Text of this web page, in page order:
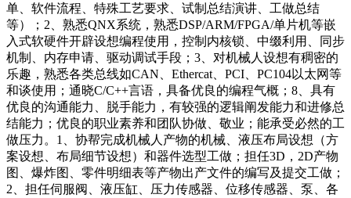
单、软件流程、特殊工艺要求、试制总结演讲、工做总结
等）；2、熟悉QNX系统，熟悉DSP/ARM/FPGA/单片机等嵌
入式软硬件开辟设想编程使用，控制内核锁、中缀利用、同步
机制、内存申请、驱动调试手段；3、对机械人设想有稠密的
乐趣，熟悉各类总线如CAN、Ethercat、PCI、PC104以太网等
和谈使用；通晓C/C++言语，具备优良的编程气概；8、具有
优良的沟通能力、脱手能力，有较强的逻辑阐发能力和进修总
结能力；优良的职业素养和团队协做、敬业；能承受必然的工
做压力。1、协帮完成机械人产物的机械、液压布局设想（方
案设想、布局细节设想）和器件选型工做；担任3D，2D产物
图、爆炸图、零件明细表等产物出产文件的编写及提交工做；
2、担任伺服阀、液压缸、压力传感器、位移传感器、泵、各